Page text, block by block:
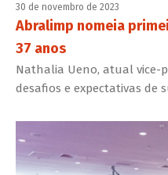
30 de novembro de 2023
Abralimp nomeia
37 anos
Nathalia Ueno, atual vice-
desafios e expectativas de